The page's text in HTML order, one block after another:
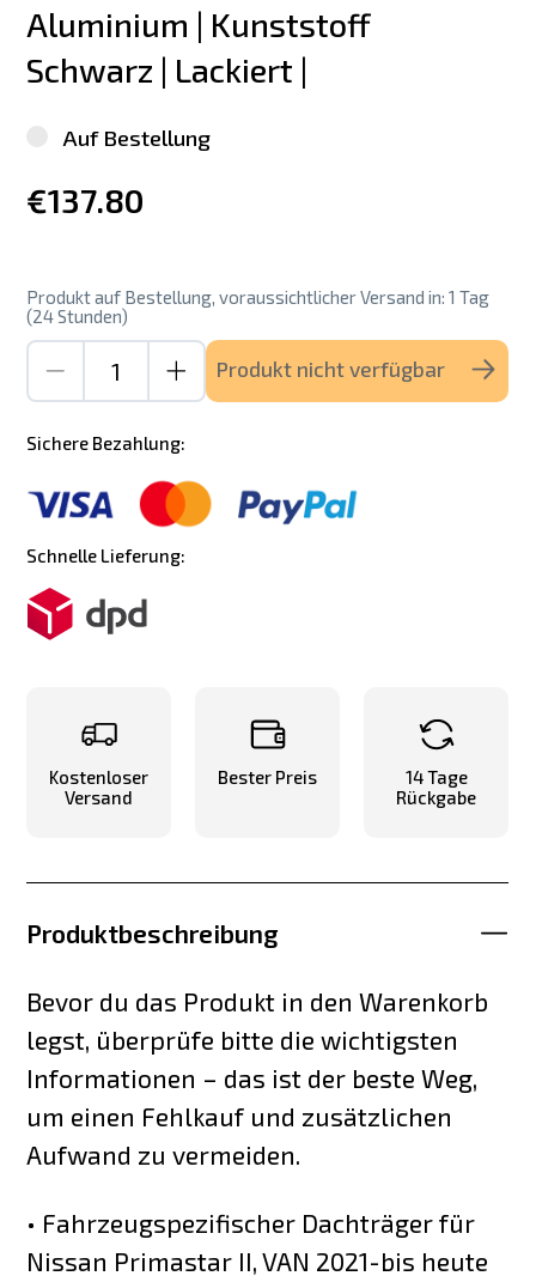
Aluminium | Kunststoff
Schwarz | Lackiert |
Auf Bestellung
€137.80
Produkt auf Bestellung, voraussichtlicher Versand in: 1 Tag
(24 Stunden)
Produkt nicht verfügbar
Sichere Bezahlung:
Schnelle Lieferung:
Kostenloser
Versand
Bester Preis
14 Tage
Rückgabe
Produktbeschreibung
Bevor du das Produkt in den Warenkorb
legst, überprüfe bitte die wichtigsten
Informationen – das ist der beste Weg,
um einen Fehlkauf und zusätzlichen
Aufwand zu vermeiden.
• Fahrzeugspezifischer Dachträger für
Nissan Primastar II, VAN 2021-bis heute